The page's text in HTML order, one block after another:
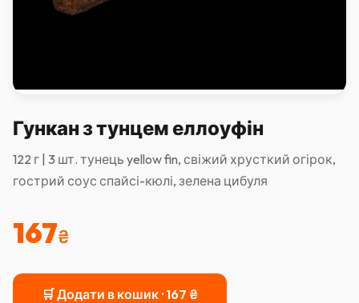
Гункан з тунцем еллоуфін
122 г | 3 шт. тунець yellow fin, свіжий хрусткий огірок,
гострий соус спайсі-кюлі, зелена цибуля
167₴
🛒 Додати в кошик ·167 ₴